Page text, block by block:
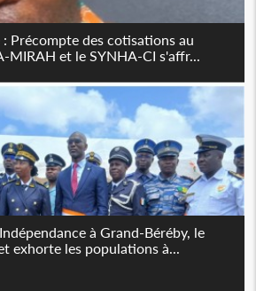
Précompte des cotisations au
MIRAH et le SYNHA-CI s'affr...
à Grand-Béréby, le
exhorte les populations à...